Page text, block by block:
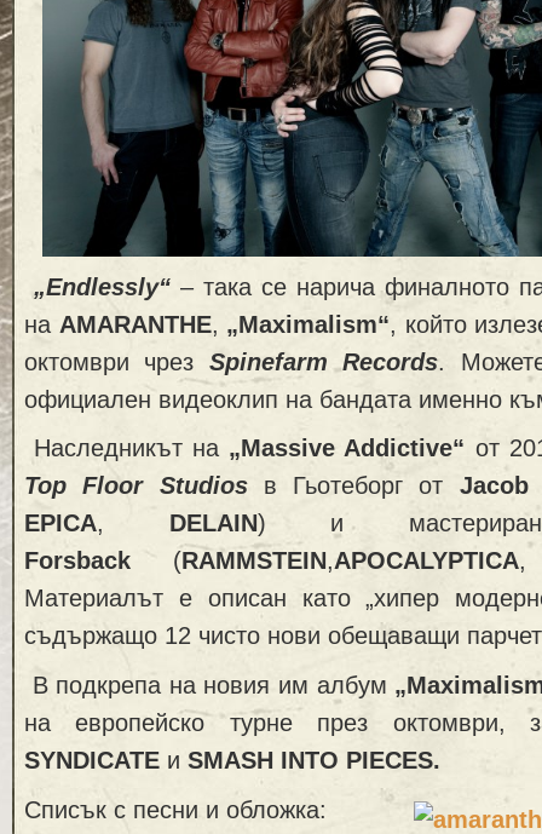
„Endlessly“ – така се нарича финалното
на AMARANTHE, „Maximalism“, който
октомври чрез Spinefarm Records.
официален видеоклип на бандата именно
Наследникът на „Massive Addictive“ от
Top Floor Studiosв Гьотеборг от Jacob
EPICA, DELAIN) и
Forsback (RAMMSTEIN,APOCALYPTICA
Материалът е описан като „хипер
съдържащо 12 чисто нови обещаващи
В подкрепа на новия им албум
на европейско турне през
SYNDICATE и SMASH INTO PIECES.
Списък с песни и обложка: